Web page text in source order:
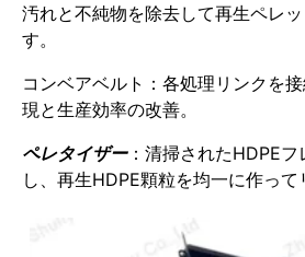
汚れと不純物を除去して再生ペレ
す。
コンベアベルト：各処理リンクを
現と生産効率の改善。
ペレタイザー：清掃されたHDPEフ
し、再生HDPE顆粒を均一に作って